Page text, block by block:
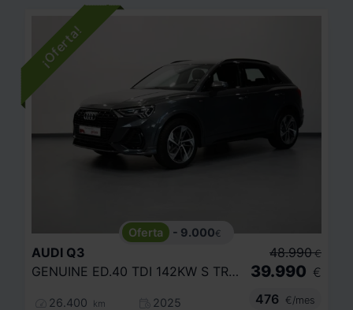
- 9.000€
AUDI Q3
GENUINE ED.40 TDI 142KW S TRONIC QUATTRO
26.400 km
2025
48.990 €
39.990 €
476
€/mes